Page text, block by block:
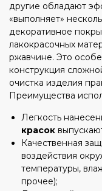
другие обладают
«выполняет»
декоративное
лакокрасочных
ржавчине. Это
конструкция
очистка изделия
Преимущества
Легкость
красок
Качественная
воздействия
температуры,
прочее);